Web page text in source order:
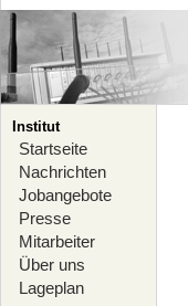
Institut
Startseite
Nachrichten
Jobangebote
Presse
Mitarbeiter
Über uns
Lageplan